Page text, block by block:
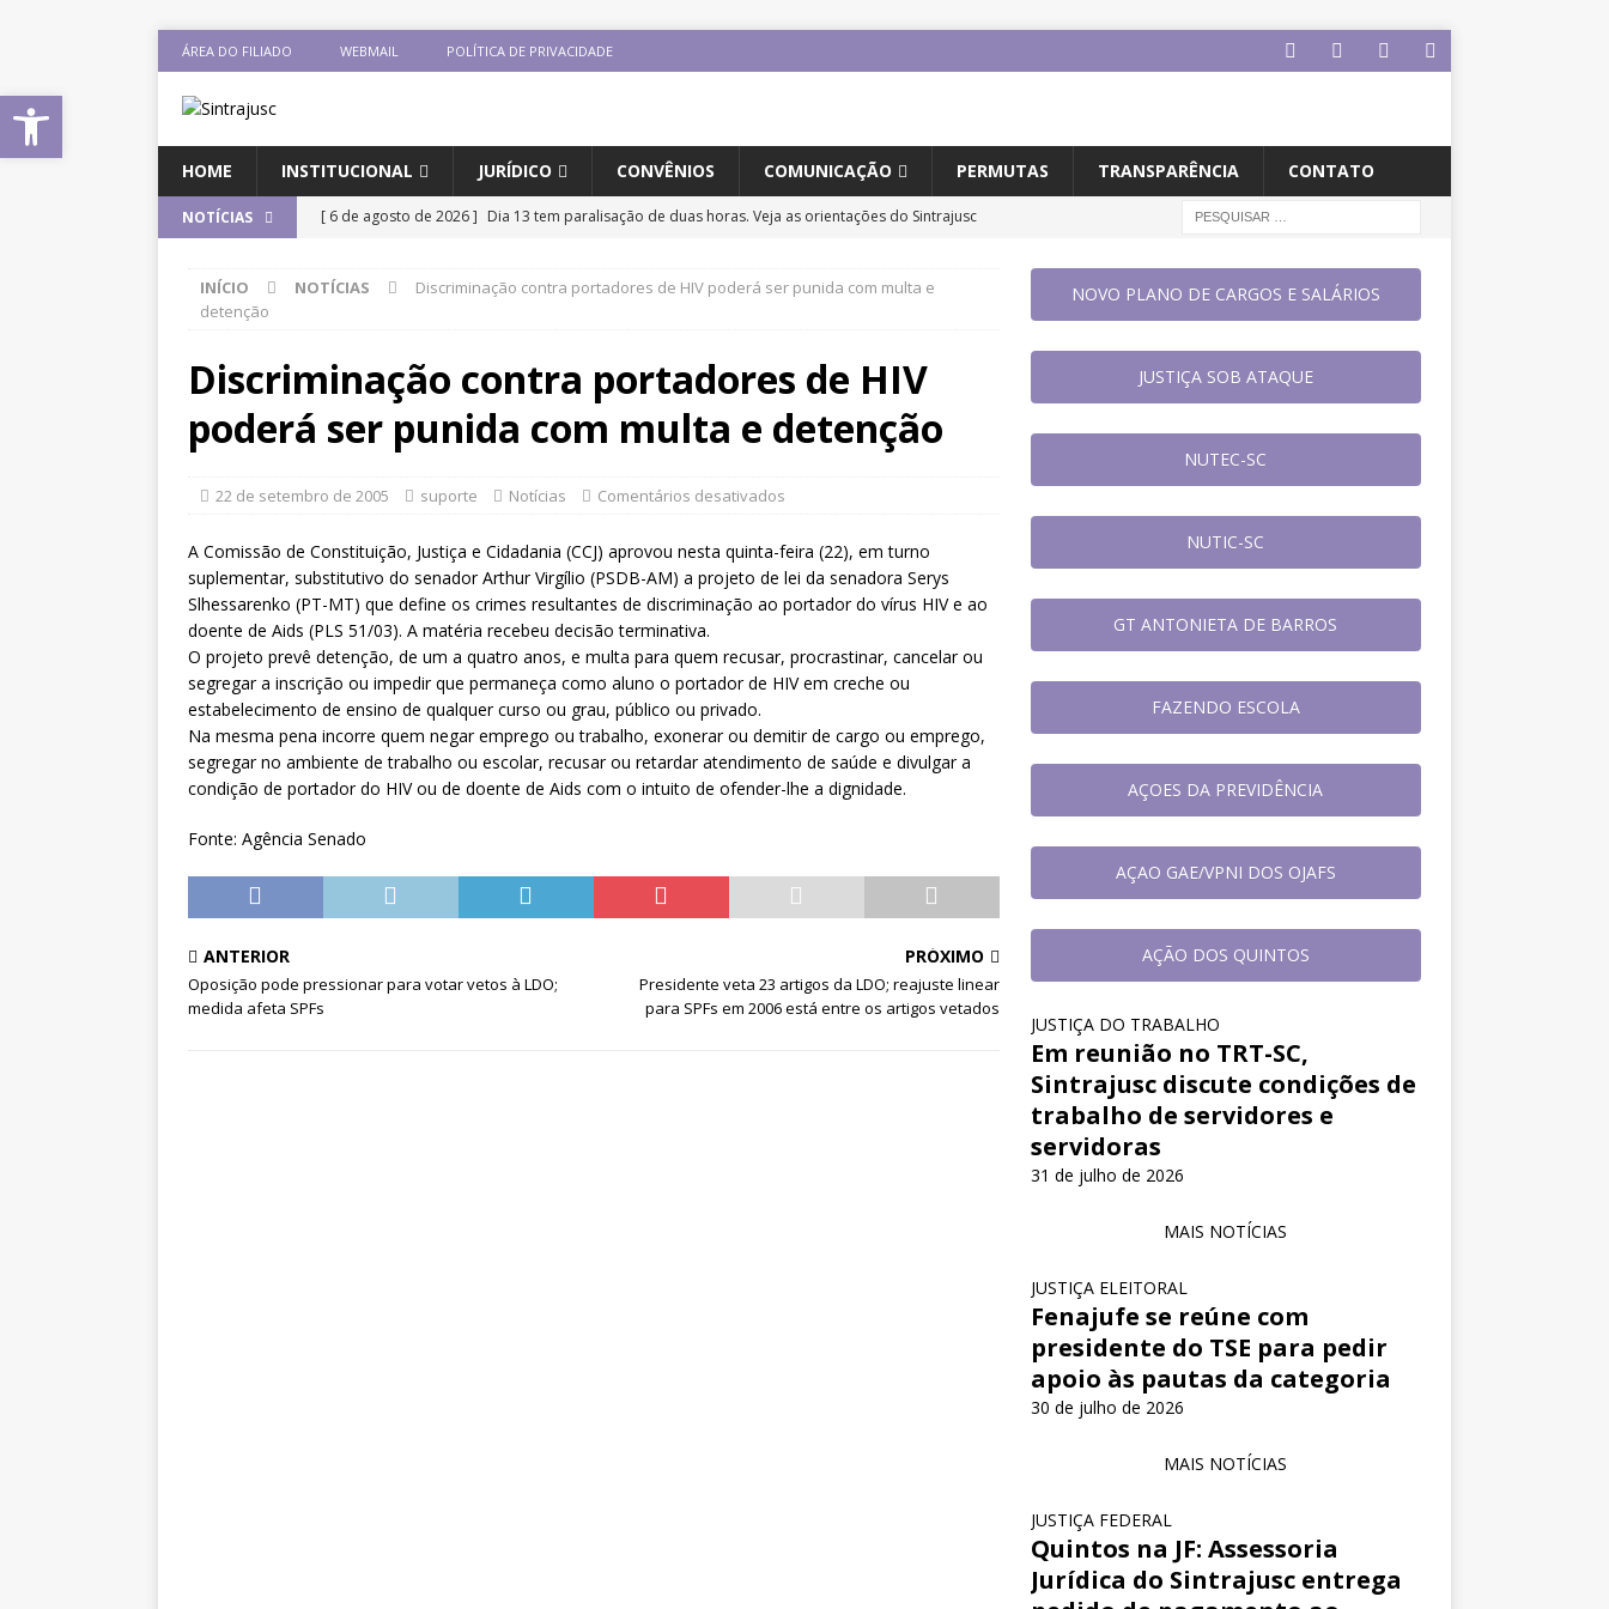
ÁREA DO FILIADO WEBMAIL POLÍTICA DE PRIVACIDADE
HOME INSTITUCIONAL JURÍDICO CONVÊNIOS COMUNICAÇÃO PERMUTAS TRANSPARÊNCIA CONTATO
NOTÍCIAS [ 6 de agosto de 2026 ] Dia 13 tem paralisação de duas horas. Veja as orientações do Sintrajusc
[ 6 de agosto de 2026 ] Sintrajusc participará do 20º Encontro Nacional de Aposentados e
[ 6 de agosto de 2026 ] Fenajufe se reúne com a nova coordenadora do Fórum de Carreira do
CNJ para tratar da retomada dos trabalhos
DESTAQUES
filiado ao Sintrajusc
DESTAQUES
[ 5 de agosto de 2026 ]
CNJ extingue aposentadoria compulsória como punição máxima para
magistrados e possibilita perda do cargo
DESTAQUES
INÍCIO NOTÍCIAS
Discriminação contra portadores de HIV poderá ser punida com multa e
detenção
Discriminação contra portadores de HIV
poderá ser punida com multa e detenção
22 de setembro de 2005 suporte Notícias Comentários desativados
A Comissão de Constituição, Justiça e Cidadania (CCJ) aprovou nesta quinta-feira (22), em turno
suplementar, substitutivo do senador Arthur Virgílio (PSDB-AM) a projeto de lei da senadora Serys
Slhessarenko (PT-MT) que define os crimes resultantes de discriminação ao portador do vírus HIV e ao
doente de Aids (PLS 51/03). A matéria recebeu decisão terminativa.
O projeto prevê detenção, de um a quatro anos, e multa para quem recusar, procrastinar, cancelar ou
segregar a inscrição ou impedir que permaneça como aluno o portador de HIV em creche ou
estabelecimento de ensino de qualquer curso ou grau, público ou privado.
Na mesma pena incorre quem negar emprego ou trabalho, exonerar ou demitir de cargo ou emprego,
segregar no ambiente de trabalho ou escolar, recusar ou retardar atendimento de saúde e divulgar a
condição de portador do HIV ou de doente de Aids com o intuito de ofender-lhe a dignidade.
Fonte: Agência Senado
ANTERIOR
Oposição pode pressionar para votar vetos à LDO;
medida afeta SPFs
PRÓXIMO
Presidente veta 23 artigos da LDO; reajuste linear
para SPFs em 2006 está entre os artigos vetados
NOVO PLANO DE CARGOS E SALÁRIOS
JUSTIÇA SOB ATAQUE
NUTEC-SC
NUTIC-SC
GT ANTONIETA DE BARROS
FAZENDO ESCOLA
AÇOES DA PREVIDÊNCIA
AÇAO GAE/VPNI DOS OJAFS
AÇÃO DOS QUINTOS
JUSTIÇA DO TRABALHO
Em reunião no TRT-SC,
Sintrajusc discute condições de
trabalho de servidores e
servidoras
31 de julho de 2026
MAIS NOTÍCIAS
JUSTIÇA ELEITORAL
Fenajufe se reúne com
presidente do TSE para pedir
apoio às pautas da categoria
30 de julho de 2026
MAIS NOTÍCIAS
JUSTIÇA FEDERAL
Quintos na JF: Assessoria
Jurídica do Sintrajusc entrega
Abrir a barra de ferramentas